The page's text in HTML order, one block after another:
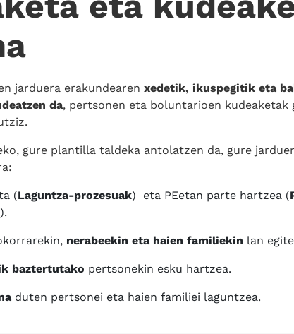
jarduera erakundearen xedetik, ikuspegitik eta
da, pertsonen eta boluntarioen kudeaketak
gure plantilla taldeka antolatzen da, gure
(Laguntza-prozesuak) eta PEetan parte hartzea (
).
nerabeekin eta haien familiekin lan
baztertutako pertsonekin esku hartzea.
duten pertsonei eta haien familiei laguntzea.